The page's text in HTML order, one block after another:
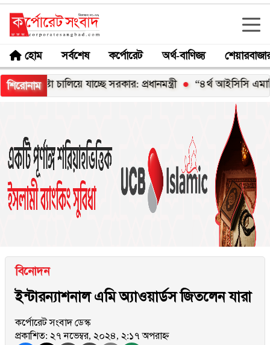
হোম সর্বশেষ কর্পোরেট অর্থ-বাণিজ্য
শিরোনাম
চালিয়ে যাচ্ছে সরকার: প্রধানমন্ত্রী “৪র্থ আইসিসি এমার্জিং এশিয়া
বিনোদন
ইন্টারন্যাশনাল এমি অ্যাওয়ার্ডস জিতলেন যারা
কর্পোরেট সংবাদ ডেস্ক
প্রকাশিত: ২৭ নভেম্বর, ২০২৪, ২:১৭ অপরাহ্ন